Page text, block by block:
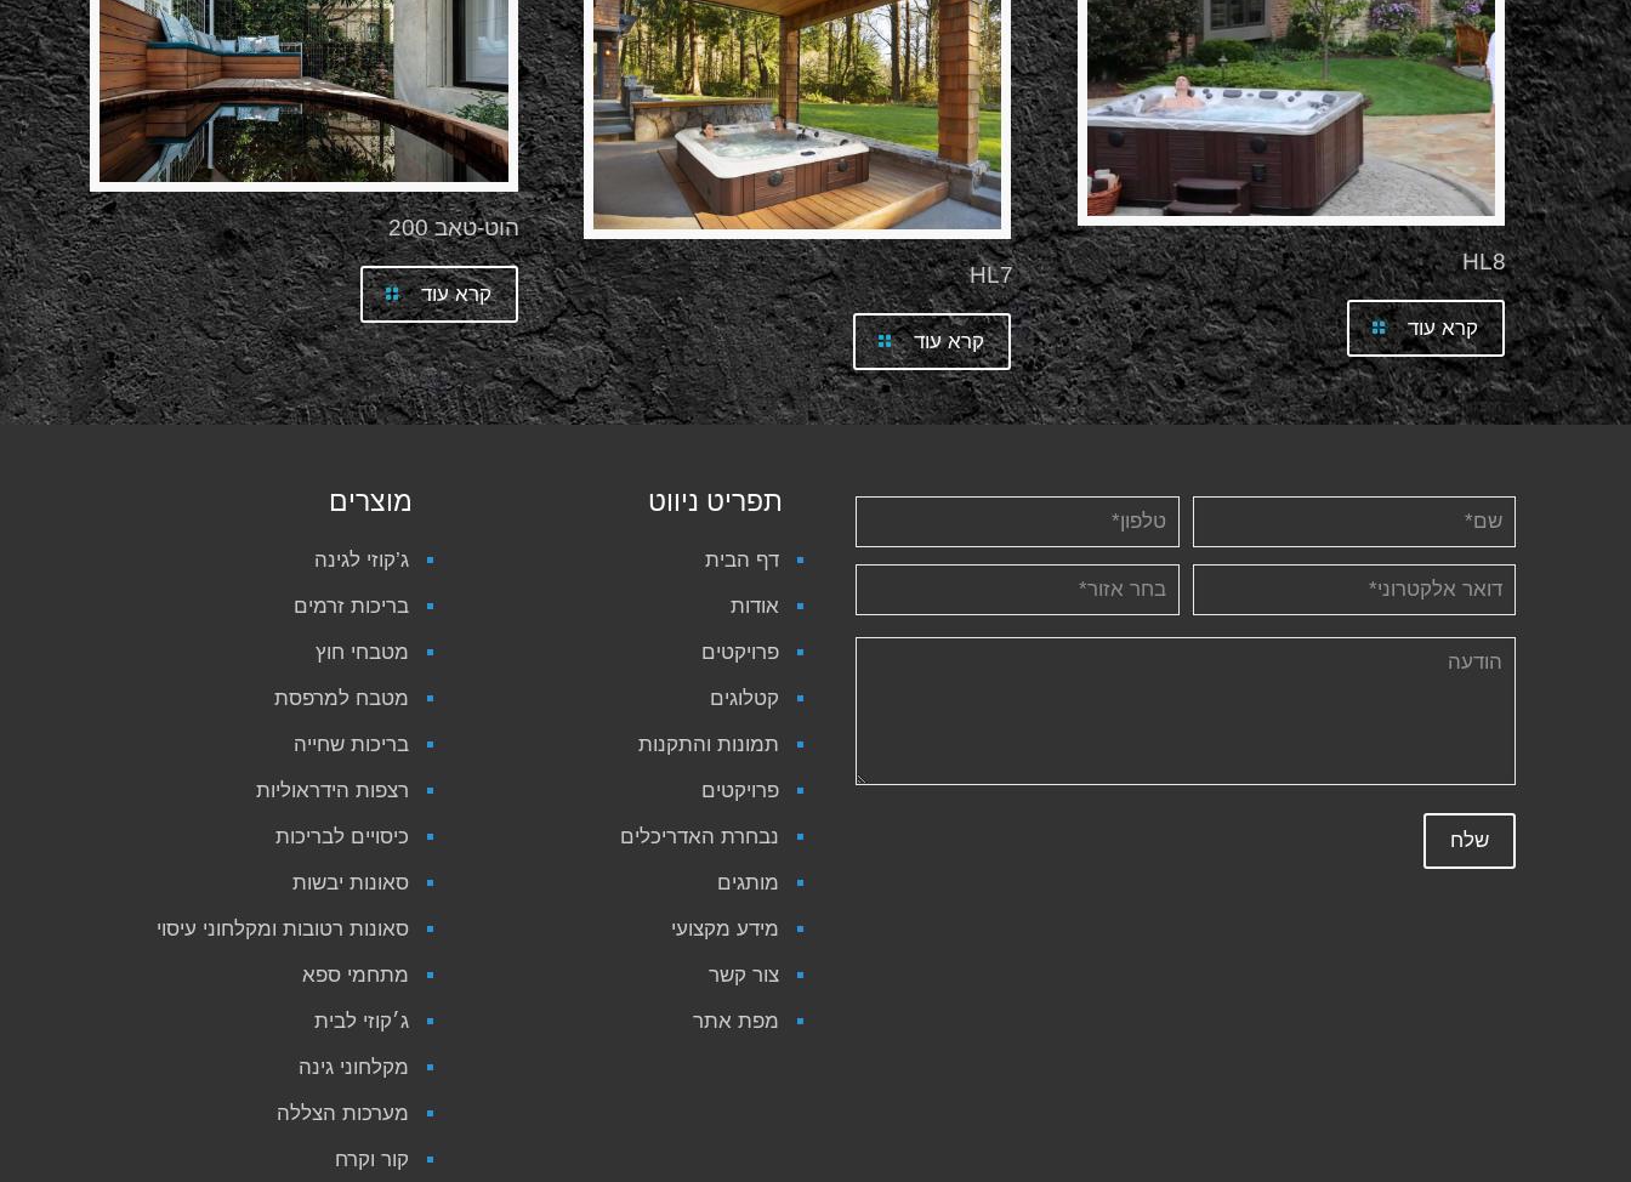
HL8
קרא עוד
HL7
קרא עוד
הוט-טאב 200
קרא עוד
תפריט ניווט
דף הבית
אודות
פרויקטים
קטלוגים
תמונות והתקנות
פרויקטים
נבחרת האדריכלים
מותגים
מידע מקצועי
צור קשר
מפת אתר
מוצרים
ג’קוזי לגינה
בריכות זרמים
מטבחי חוץ
מטבח למרפסת
בריכות שחייה
רצפות הידראוליות
כיסויים לבריכות
סאונות יבשות
סאונות רטובות ומקלחוני עיסוי
מתחמי ספא
ג׳קוזי לבית
מקלחוני גינה
מערכות הצללה
קור וקרח